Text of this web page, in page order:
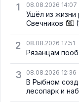
1
08.08.2026 14:07
Ушёл из жизни
Свечников
2 08.08.2026 17:51
Рязанцам
3 08.08.2026 12:36
В Рыбном
лесопарк и